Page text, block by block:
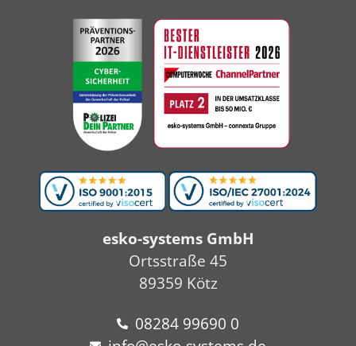
esko-systems GmbH
Ortsstraße 45
89359 Kötz
08284 99690 0